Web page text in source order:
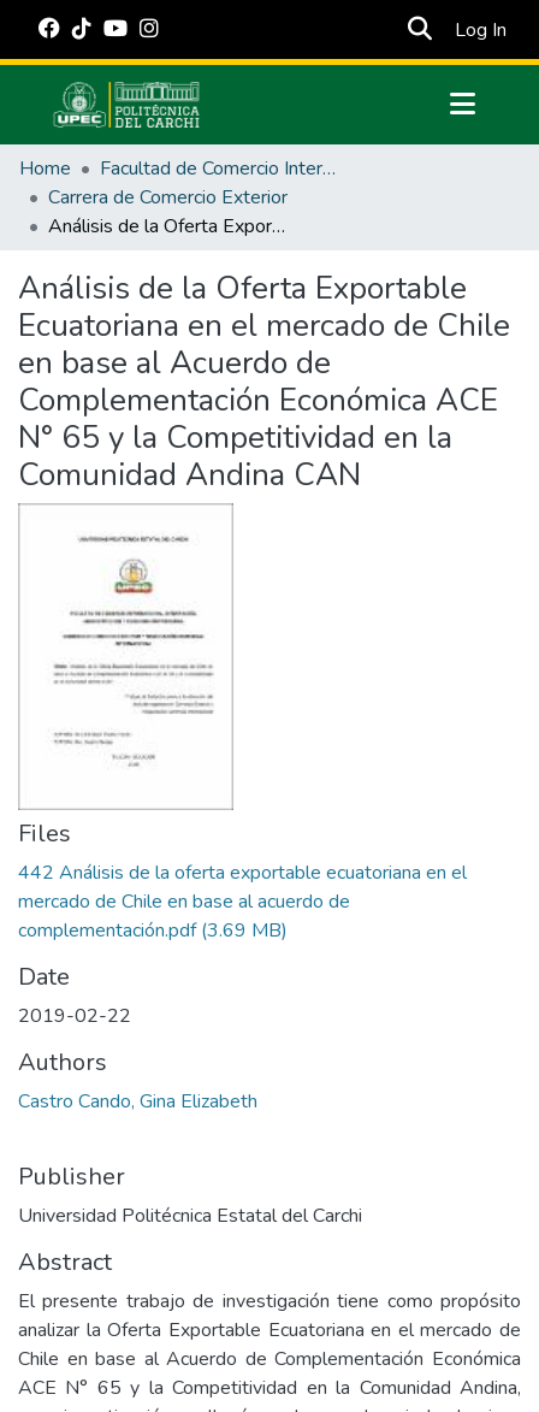
Log In
Communities & Collections
All of DSpace
Statistics
Estadísticas Externas
Manuales
Home
Facultad de Comercio Internacional, Integración, Administración y Economía Empresarial
Carrera de Comercio Exterior
Análisis de la Oferta Exportable Ecuatoriana en el mercado de Chile en base al Acuerdo de Complementación Económica ACE N° 65 y la Competitividad en la Comunidad Andina CAN
Análisis de la Oferta Exportable
Ecuatoriana en el mercado de Chile
en base al Acuerdo de
Complementación Económica ACE
N° 65 y la Competitividad en la
Comunidad Andina CAN
Files
442 Análisis de la oferta exportable ecuatoriana en el
mercado de Chile en base al acuerdo de
complementación.pdf(3.69 MB)
Date
2019-02-22
Authors
Castro Cando, Gina Elizabeth
Publisher
Universidad Politécnica Estatal del Carchi
Abstract
El presente trabajo de investigación tiene como propósito
analizar la Oferta Exportable Ecuatoriana en el mercado de
Chile en base al Acuerdo de Complementación Económica
ACE N° 65 y la Competitividad en la Comunidad Andina,